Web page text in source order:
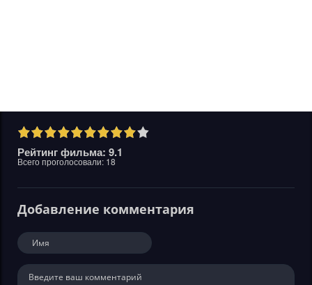
Рейтинг фильма: 9.1
Всего проголосовали: 18
Добавление комментария